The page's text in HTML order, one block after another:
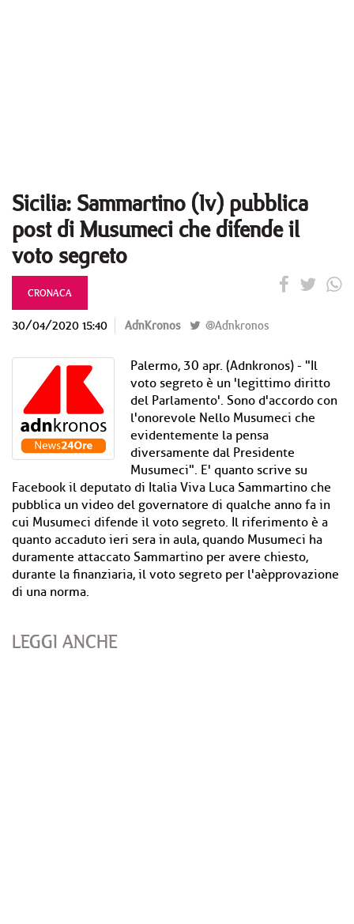
Sicilia: Sammartino (Iv) pubblica
post di Musumeci che difende il
voto segreto
CRONACA
30/04/2020 15:40 AdnKronos @Adnkronos
Palermo, 30 apr. (Adnkronos) - "Il
voto segreto è un 'legittimo diritto
del Parlamento'. Sono d'accordo con
l'onorevole Nello Musumeci che
evidentemente la pensa
diversamente dal Presidente
Musumeci". E' quanto scrive su
Facebook il deputato di Italia Viva Luca Sammartino che
pubblica un video del governatore di qualche anno fa in
cui Musumeci difende il voto segreto. Il riferimento è a
quanto accaduto ieri sera in aula, quando Musumeci ha
duramente attaccato Sammartino per avere chiesto,
durante la finanziaria, il voto segreto per l'aèpprovazione
di una norma.
LEGGI ANCHE